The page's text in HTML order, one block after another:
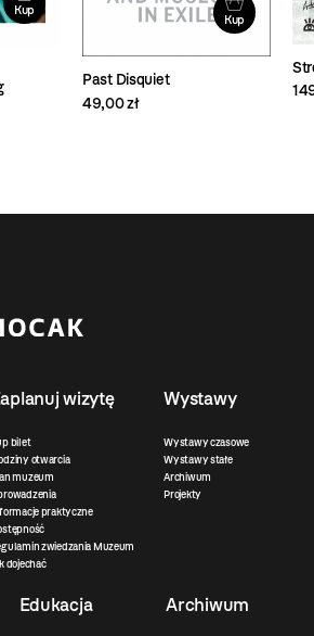
Kup
Kup
Past Disquiet
49,00 zł
wizytę
bilet
otwarcia
muzeum
praktyczne
zwiedzania Muzeum
dojechać
Wystawy
Wystawy czasowe
Wystawy stałe
Archiwum
Projekty
Edukacja Archiwum